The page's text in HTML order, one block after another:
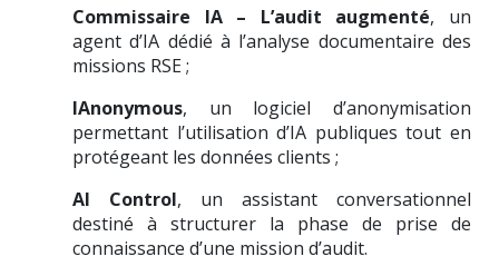
Commissaire IA – L’audit augmenté, un
agent d’IA dédié à l’analyse documentaire des
missions RSE ;
IAnonymous, un logiciel d’anonymisation
permettant l’utilisation d’IA publiques tout en
protégeant les données clients ;
AI Control, un assistant conversationnel
destiné à structurer la phase de prise de
connaissance d’une mission d’audit.